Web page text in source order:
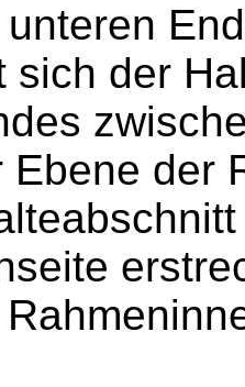
sich der
Ebene der